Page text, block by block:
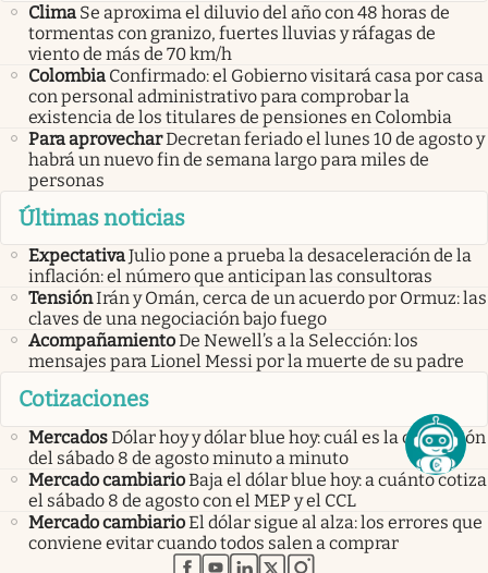
Clima Se aproxima el diluvio del año con 48 horas de
tormentas con granizo, fuertes lluvias y ráfagas de
viento de más de 70 km/h
Colombia Confirmado: el Gobierno visitará casa por casa
con personal administrativo para comprobar la
existencia de los titulares de pensiones en Colombia
Para aprovecharDecretan feriado el lunes 10 de agosto y
habrá un nuevo fin de semana largo para miles de
personas
Últimas noticias
ExpectativaJulio pone a prueba la desaceleración de la
inflación: el número que anticipan las consultoras
TensiónIrán y Omán, cerca de un acuerdo por Ormuz: las
claves de una negociación bajo fuego
AcompañamientoDe Newell’s a la Selección: los
mensajes para Lionel Messi por la muerte de su padre
Cotizaciones
MercadosDólar hoy y dólar blue hoy: cuál es la cotización
del sábado 8 de agosto minuto a minuto
Mercado cambiarioBaja el dólar blue hoy: a cuánto cotiza
el sábado 8 de agosto con el MEP y el CCL
Mercado cambiarioEl dólar sigue al alza: los errores que
conviene evitar cuando todos salen a comprar
abre en nueva pestaña
abre en nueva pestaña
abre en nueva pestaña
abre en nueva pestaña
abre en nueva pestaña